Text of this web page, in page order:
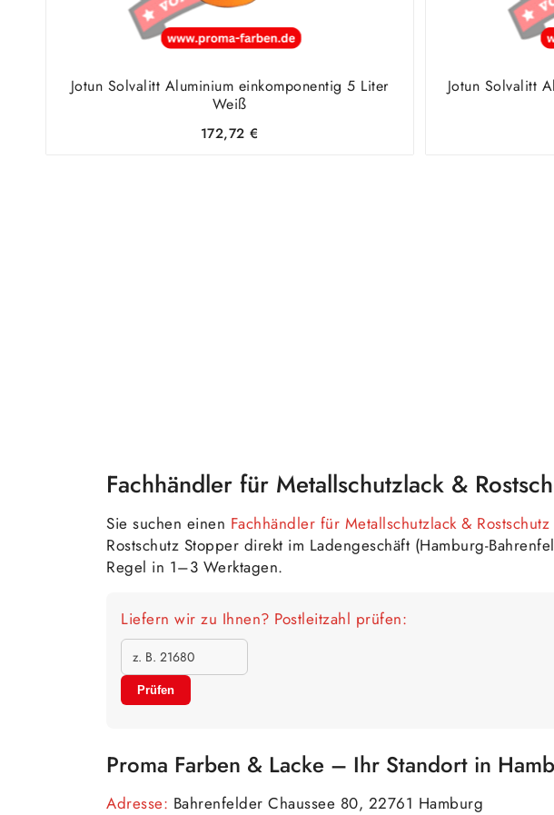
Jotun Solvalitt Aluminium einkomponentig 5 Liter
Weiß
172,72€
Jotun Solvalitt
Fachhändler für Metallschutzlack &
Sie suchen einen Fachhändler für Metallschutzlack &
Rostschutz Stopper direkt im Ladengeschäft (Hamburg-
Regel in 1–3 Werktagen.
Liefern wir zu Ihnen? Postleitzahl prüfen:
Prüfen
Proma Farben & Lacke – Ihr Standort in
Adresse: Bahrenfelder Chaussee 80, 22761 Hamburg